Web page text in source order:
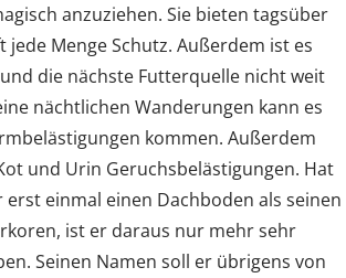
anzuziehen. Sie bieten tagsüber
jede Menge Schutz. Außerdem ist es
die nächste Futterquelle nicht weit
nächtlichen Wanderungen kann es
kommen. Außerdem
und Urin Geruchsbelästigungen. Hat
erst einmal einen Dachboden als seinen
ist er daraus nur mehr sehr
Seinen Namen soll er übrigens von